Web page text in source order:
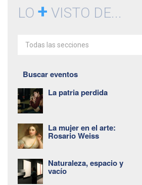
LO + VISTO DE...
Todas las secciones
Buscar eventos
La patria perdida
La mujer en el arte:
Rosario Weiss
Naturaleza, espacio y
vacío